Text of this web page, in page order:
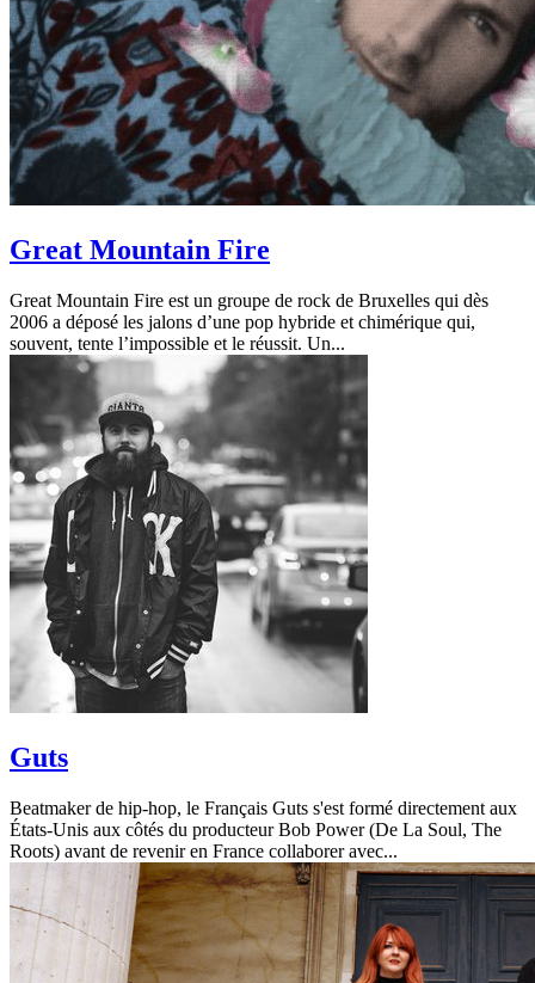
Great Mountain Fire
Great Mountain Fire est un groupe de rock de Bruxelles qui dès
2006 a déposé les jalons d’une pop hybride et chimérique qui,
souvent, tente l’impossible et le réussit. Un...
Guts
Beatmaker de hip-hop, le Français Guts s'est formé directement aux
États-Unis aux côtés du producteur Bob Power (De La Soul, The
Roots) avant de revenir en France collaborer avec...